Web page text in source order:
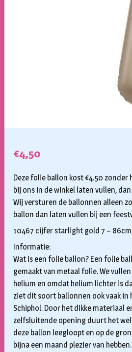
€4,50
Deze folie ballon kost €4.50 zonder
bij ons in de winkel laten vullen,
Wij versturen de ballonnen alleen
ballon dan laten vullen bij een
10467 cijfer starlight gold 7 – 86cm
Informatie:
Wat is een folie ballon? Een folie
gemaakt van metaal folie. We
helium en omdat helium lichter is
ziet dit soort ballonnen ook vaak in
Schiphol. Door het dikke materiaal
zelfsluitende opening duurt het
deze ballon leegloopt en op de
bijna een maand plezier van